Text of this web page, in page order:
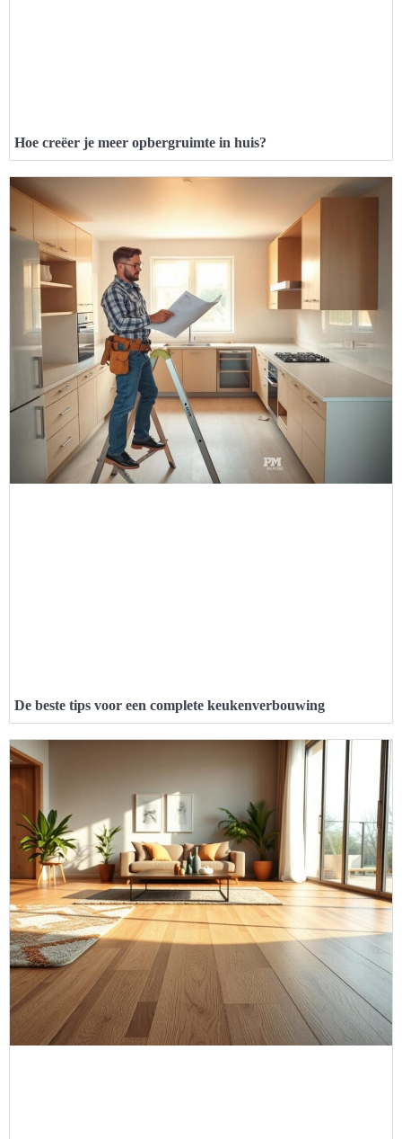
Hoe creëer je meer opbergruimte in huis?
De beste tips voor een complete keukenverbouwing